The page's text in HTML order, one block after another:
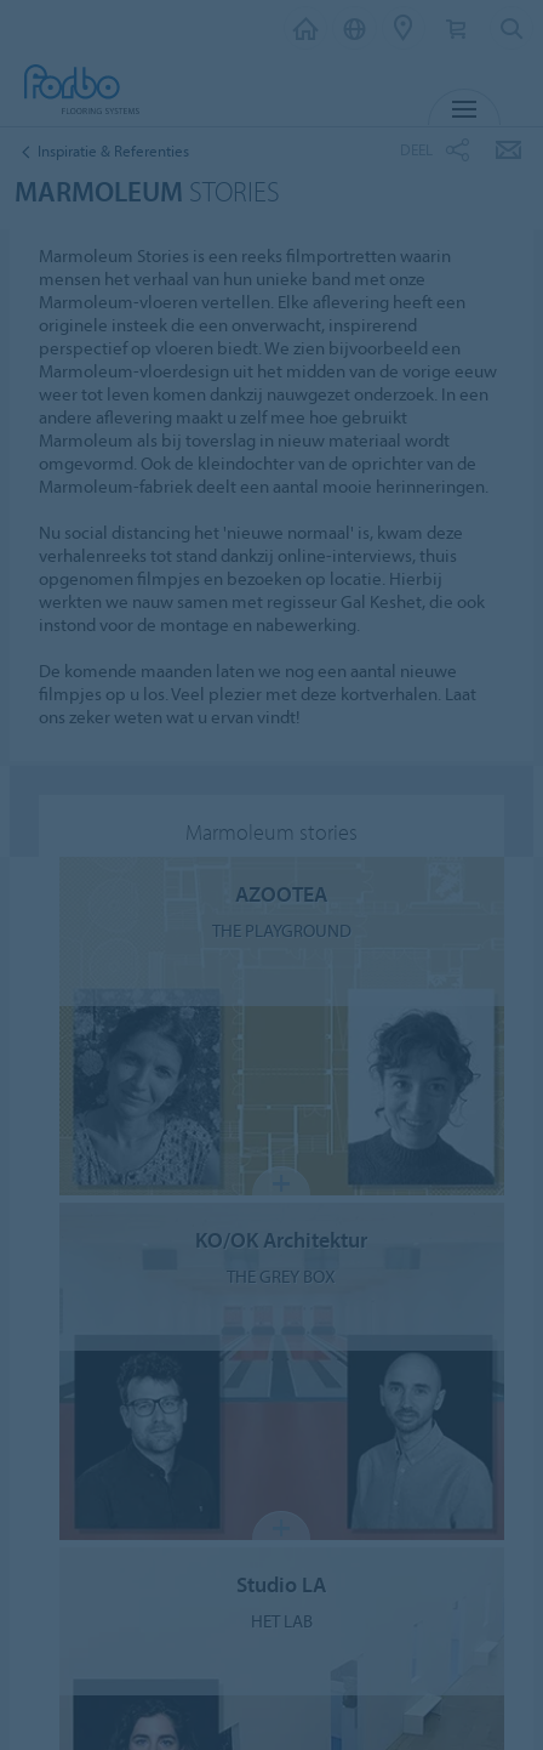
Inspiratie & Referenties
MARMOLEUM STORIES
Marmoleum Stories is een reeks filmportretten waarin
mensen het verhaal van hun unieke band met onze
Marmoleum-vloeren vertellen. Elke aflevering heeft een
originele insteek die een onverwacht, inspirerend
perspectief op vloeren biedt. We zien bijvoorbeeld een
Marmoleum-vloerdesign uit het midden van de vorige eeuw
weer tot leven komen dankzij nauwgezet onderzoek. In een
andere aflevering maakt u zelf mee hoe gebruikt
Marmoleum als bij toverslag in nieuw materiaal wordt
omgevormd. Ook de kleindochter van de oprichter van de
Marmoleum-fabriek deelt een aantal mooie herinneringen.
Nu social distancing het 'nieuwe normaal' is, kwam deze
verhalenreeks tot stand dankzij online-interviews, thuis
opgenomen filmpjes en bezoeken op locatie. Hierbij
werkten we nauw samen met regisseur Gal Keshet, die ook
instond voor de montage en nabewerking.
De komende maanden laten we nog een aantal nieuwe
filmpjes op u los. Veel plezier met deze kortverhalen. Laat
ons zeker weten wat u ervan vindt!
Marmoleum stories
AZOOTEA
THE PLAYGROUND
KO/OK Architektur
THE GREY BOX
Studio LA
HET LAB